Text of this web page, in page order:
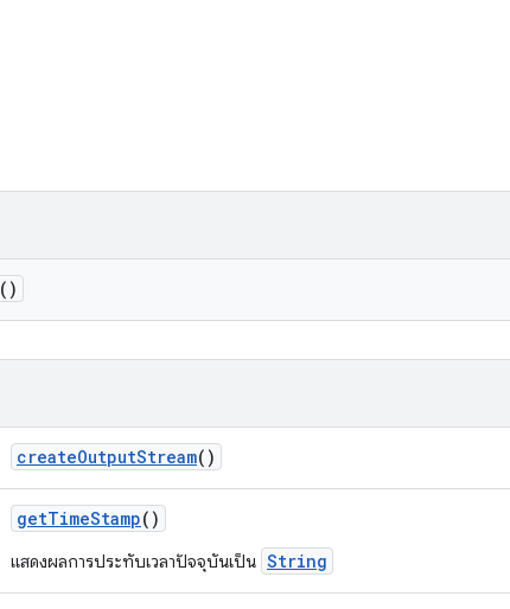
()
createOutputStream()
getTimeStamp()
แสดงผลการประทับเวลาปัจจุบันเป็น String